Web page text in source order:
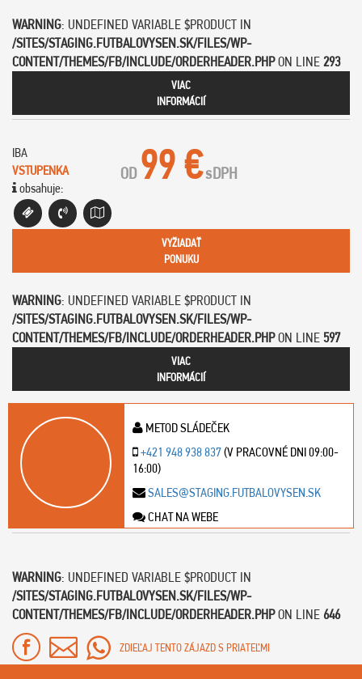
WARNING: UNDEFINED VARIABLE $PRODUCT IN
/SITES/STAGING.FUTBALOVYSEN.SK/FILES/WP-
CONTENT/THEMES/FB/INCLUDE/ORDERHEADER.PHPON LINE 293
VIAC
INFORMÁCIÍ
IBA
VSTUPENKA
obsahuje:
OD 99 €sDPH
VYŽIADAŤ
PONUKU
WARNING: UNDEFINED VARIABLE $PRODUCT IN
/SITES/STAGING.FUTBALOVYSEN.SK/FILES/WP-
CONTENT/THEMES/FB/INCLUDE/ORDERHEADER.PHPON LINE 597
VIAC
INFORMÁCIÍ
METOD SLÁDEČEK
+421 948 938 837(V PRACOVNÉ DNI 09:00-
16:00)
SALES@STAGING.FUTBALOVYSEN.SK
CHAT NA WEBE
WARNING: UNDEFINED VARIABLE $PRODUCT IN
/SITES/STAGING.FUTBALOVYSEN.SK/FILES/WP-
CONTENT/THEMES/FB/INCLUDE/ORDERHEADER.PHPON LINE 646
ZDIEĽAJ TENTO ZÁJAZD S PRIATEĽMI